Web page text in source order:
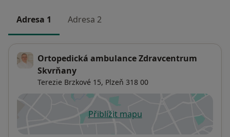
Adresa 1 Adresa 2
Ortopedická ambulance Zdravcentrum
Skvrňany
Terezie Brzkové 15, Plzeň 318 00
Přiblížit mapuse otevře v nové záložce